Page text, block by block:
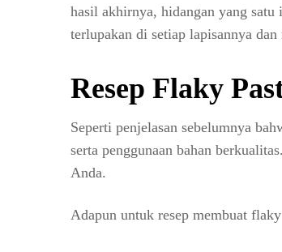
hasil akhirnya, hidangan yang satu
terlupakan di setiap lapisannya
Resep Flaky
Seperti penjelasan sebelumnya
serta penggunaan bahan
Anda.
Adapun untuk resep membuat